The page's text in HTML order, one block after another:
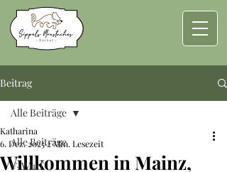
Beitrag
Alle Beiträge
V-Wurf
Alle Beiträge
Willkommen in Mainz,
Katharina
6. Dez. 20252 Min. Lesezeit